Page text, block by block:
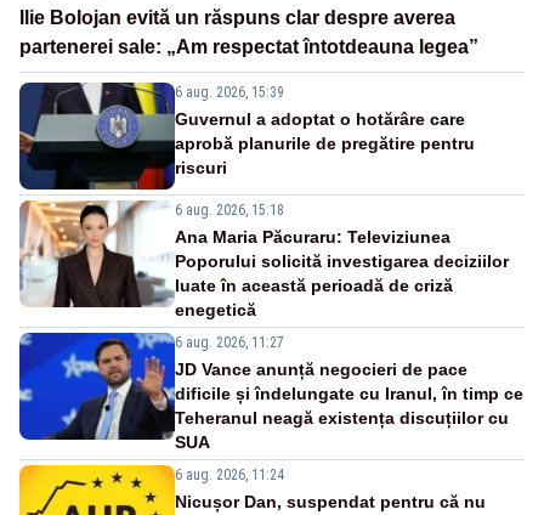
Ilie Bolojan evită un răspuns clar despre averea
partenerei sale: „Am respectat întotdeauna legea”
6 aug. 2026, 15:39
Guvernul a adoptat o hotărâre care
aprobă planurile de pregătire pentru
riscuri
6 aug. 2026, 15:18
Ana Maria Păcuraru: Televiziunea
Poporului solicită investigarea deciziilor
luate în această perioadă de criză
enegetică
6 aug. 2026, 11:27
JD Vance anunță negocieri de pace
dificile și îndelungate cu Iranul, în timp ce
Teheranul neagă existența discuțiilor cu
SUA
6 aug. 2026, 11:24
Nicușor Dan, suspendat pentru că nu